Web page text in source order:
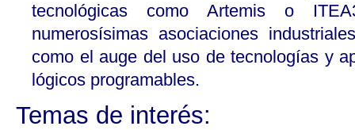
tecnológicas como Artemis o
numerosísimas asociaciones
como el auge del uso de tecnologías y
lógicos programables.
Temas de interés: